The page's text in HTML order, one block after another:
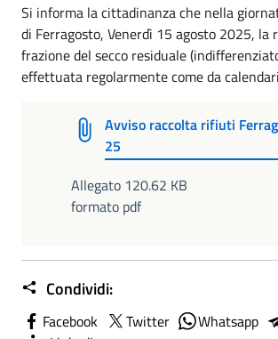
Si informa la cittadinanza che nella
di Ferragosto, Venerdì 15 agosto 2025, la
frazione del secco residuale
effettuata regolarmente come da
Avviso raccolta rifiuti
25
Allegato 120.62 KB
formato pdf
Condividi:
Facebook Twitter Whatsapp